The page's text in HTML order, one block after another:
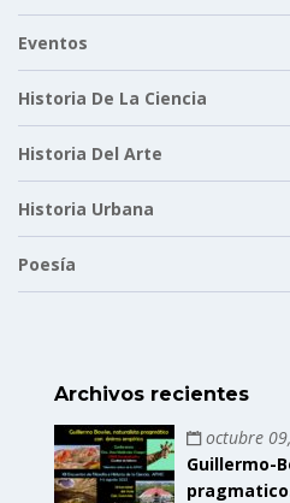
Eventos
Historia De La Ciencia
Historia Del Arte
Historia Urbana
Poesía
Archivos recientes
octubre
Guillermo-